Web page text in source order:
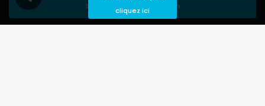
cliquez ici
Sauvegarder Souscription